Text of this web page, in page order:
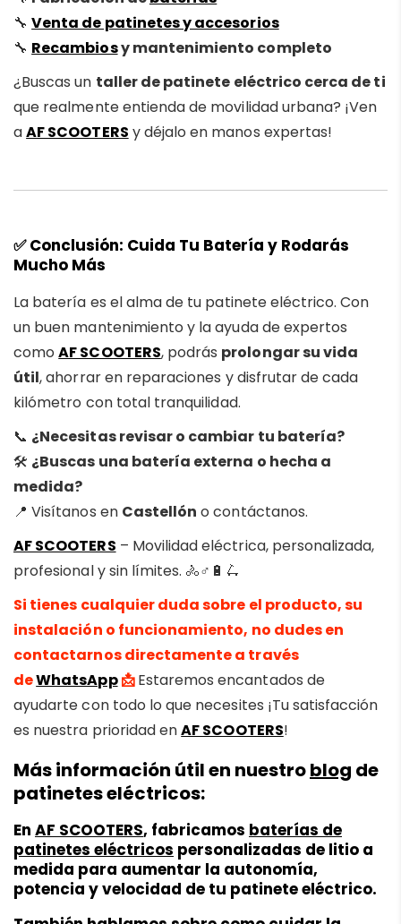
🔧Venta de patinetes y accesorios
🔧 Recambiosy mantenimiento completo
¿Buscas un taller de patinete eléctrico cerca de ti
que realmente entienda de movilidad urbana? ¡Ven
aAF SCOOTERS y déjalo en manos expertas!
✅Conclusión: Cuida Tu Batería y Rodarás
Mucho Más
La batería es el alma de tu patinete eléctrico. Con
un buen mantenimiento y la ayuda de expertos
comoAF SCOOTERS, podrás prolongar su vida
útil, ahorrar en reparaciones y disfrutar de cada
kilómetro con total tranquilidad.
📞 ¿Necesitas revisar o cambiar tu batería?
🛠️ ¿Buscas una batería externa o hecha a
medida?
📍 Visítanos en Castellón o contáctanos.
AF SCOOTERS – Movilidad eléctrica, personalizada,
profesional y sin límites. 🚴♂️🔋🛴
Si tienes cualquier duda sobre el producto, su
instalación o funcionamiento, no dudes en
contactarnos directamente a través
deWhatsApp📩Estaremos encantados de
ayudarte con todo lo que necesites ¡Tu satisfacción
es nuestra prioridad enAF SCOOTERS!
Más información útil en nuestroblog de
patinetes eléctricos:
En AF SCOOTERS, fabricamos baterías de
patinetes eléctricos personalizadas de litio a
medida para aumentar la autonomía,
potencia y velocidad de tu patinete eléctrico.